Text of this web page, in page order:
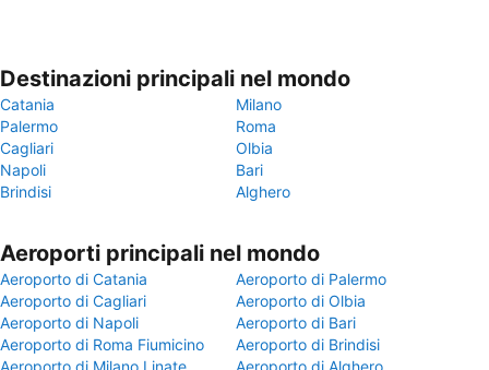
Destinazioni principali nel mondo
Catania
Milano
Palermo
Roma
Cagliari
Olbia
Napoli
Bari
Brindisi
Alghero
Aeroporti principali nel mondo
Aeroporto di Catania
Aeroporto di Palermo
Aeroporto di Cagliari
Aeroporto di Olbia
Aeroporto di Napoli
Aeroporto di Bari
Aeroporto di Roma Fiumicino
Aeroporto di Brindisi
Aeroporto di Milano Linate
Aeroporto di Alghero